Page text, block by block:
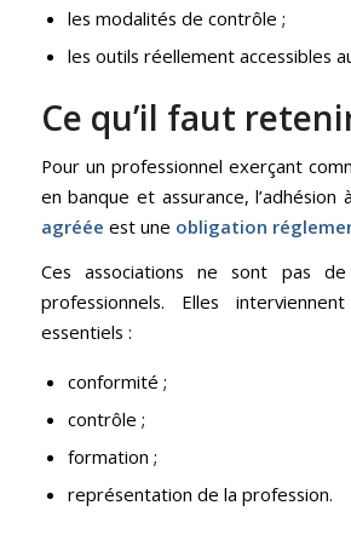
les modalités de contrôle ;
les outils réellement accessibles
Ce qu’il faut
Pour un professionnel exerçant
en banque et assurance, l’adhésion
agréée est une obligation
Ces associations ne sont pas
professionnels. Elles
essentiels :
conformité ;
contrôle ;
formation ;
représentation de la profession.